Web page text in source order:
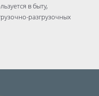
в быту,
разгрузочных